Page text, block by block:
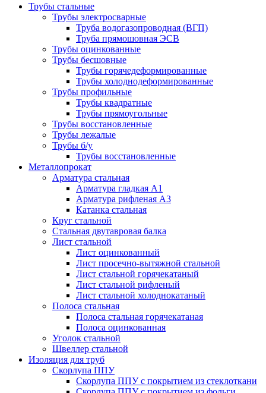
Трубы стальные
Трубы электросварные
Труба водогазопроводная (ВГП)
Труба прямошовная ЭСВ
Трубы оцинкованные
Трубы бесшовные
Трубы горячедеформированные
Трубы холоднодеформированные
Трубы профильные
Трубы квадратные
Трубы прямоугольные
Трубы восстановленные
Трубы лежалые
Трубы б/у
Трубы восстановленные
Металлопрокат
Арматура стальная
Арматура гладкая А1
Арматура рифленая А3
Катанка стальная
Круг стальной
Стальная двутавровая балка
Лист стальной
Лист оцинкованный
Лист просечно-вытяжной стальной
Лист стальной горячекатаный
Лист стальной рифленый
Лист стальной холоднокатаный
Полоса стальная
Полоса стальная горячекатаная
Полоса оцинкованная
Уголок стальной
Швеллер стальной
Изоляция для труб
Скорлупа ППУ
Скорлупа ППУ с покрытием из стеклоткани